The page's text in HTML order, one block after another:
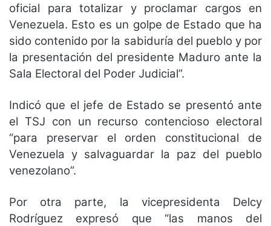
oficial para totalizar y proclamar cargos en
Venezuela. Esto es un golpe de Estado que ha
sido contenido por la sabiduría del pueblo y por
la presentación del presidente Maduro ante la
Sala Electoral del Poder Judicial”.
Indicó que el jefe de Estado se presentó ante
el TSJ con un recurso contencioso electoral
“para preservar el orden constitucional de
Venezuela y salvaguardar la paz del pueblo
venezolano”.
Por otra parte, la vicepresidenta Delcy
Rodríguez expresó que “las manos del